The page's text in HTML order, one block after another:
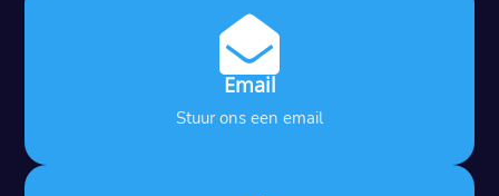

Email
Stuur ons een email